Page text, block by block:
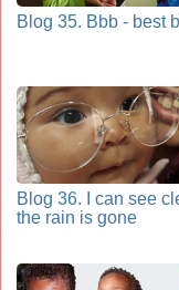
Blog 35. Bbb - best
Blog 36. I can see
the rain is gone